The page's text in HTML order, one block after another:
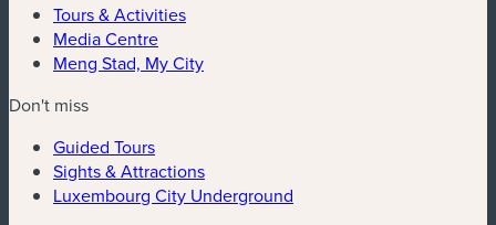
Tours & Activities
Media Centre
Meng Stad, My City
Don't miss
Guided Tours
Sights & Attractions
Luxembourg City Underground